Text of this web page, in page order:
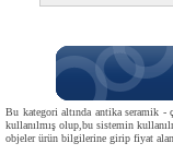
Bu kategori altında antika seramik
kullanılmış olup,bu sistemin
objeler ürün bilgilerine girip fiyat